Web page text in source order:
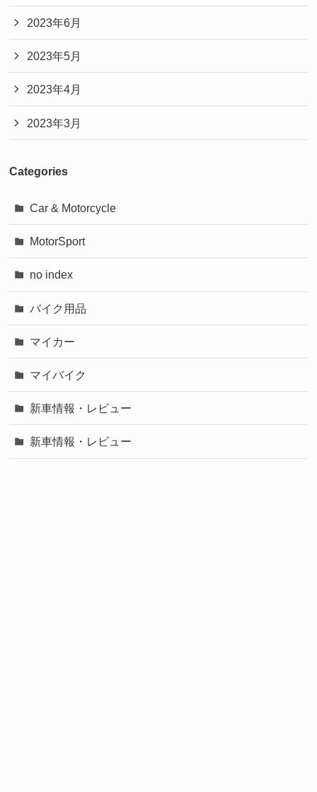
2023年6月
2023年5月
2023年4月
2023年3月
Categories
Car & Motorcycle
MotorSport
no index
バイク用品
マイカー
マイバイク
新車情報・レビュー
新車情報・レビュー